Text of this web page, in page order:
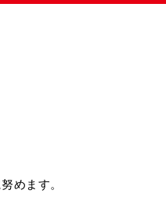
めます。